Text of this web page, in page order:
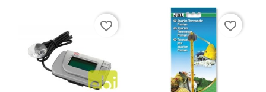
favorite_border favorite_border